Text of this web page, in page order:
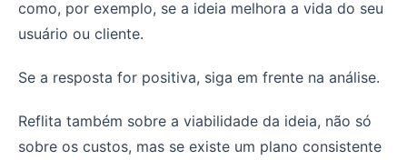
como, por exemplo, se a ideia melhora a vida do seu
usuário ou cliente.
Se a resposta for positiva, siga em frente na análise.
Reflita também sobre a viabilidade da ideia, não só
sobre os custos, mas se existe um plano consistente